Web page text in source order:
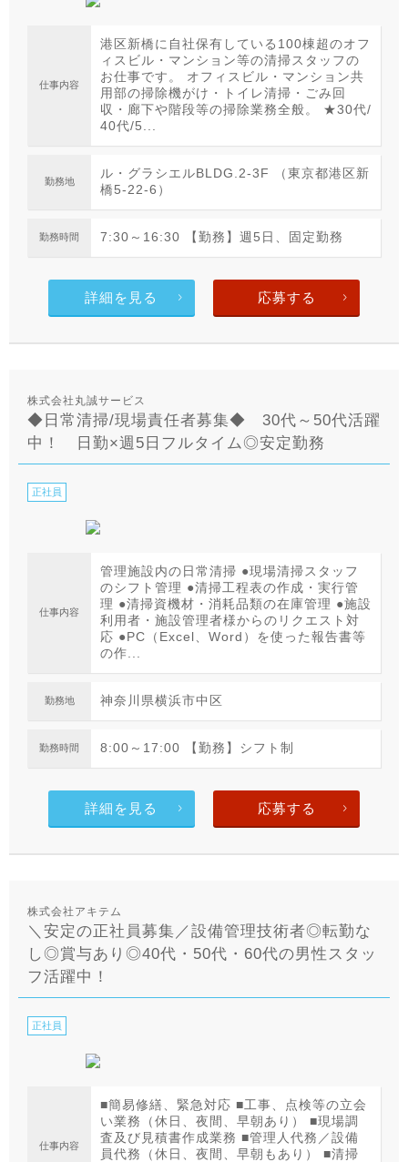
仕事内容
港区新橋に自社保有している100棟超のオフ
ィスビル・マンション等の清掃スタッフの
お仕事です。 オフィスビル・マンション共
用部の掃除機がけ・トイレ清掃・ごみ回
収・廊下や階段等の掃除業務全般。 ★30代/
40代/5...
勤務地
ル・グラシエルBLDG.2-3F （東京都港区新
橋5-22-6）
勤務時間 7:30～16:30 【勤務】週5日、固定勤務
詳細を見る 応募する
株式会社丸誠サービス
◆日常清掃/現場責任者募集◆ 30代～50代活躍
中！ 日勤×週5日フルタイム◎安定勤務
正社員
仕事内容
管理施設内の日常清掃 ●現場清掃スタッフ
のシフト管理 ●清掃工程表の作成・実行管
理 ●清掃資機材・消耗品類の在庫管理 ●施設
利用者・施設管理者様からのリクエスト対
応 ●PC（Excel、Word）を使った報告書等
の作...
勤務地 神奈川県横浜市中区
勤務時間 8:00～17:00 【勤務】シフト制
詳細を見る 応募する
株式会社アキテム
＼安定の正社員募集／設備管理技術者◎転勤な
し◎賞与あり◎40代・50代・60代の男性スタッ
フ活躍中！
正社員
仕事内容
■簡易修繕、緊急対応 ■工事、点検等の立会
い業務（休日、夜間、早朝あり） ■現場調
査及び見積書作成業務 ■管理人代務／設備
員代務（休日、夜間、早朝もあり） ■清掃